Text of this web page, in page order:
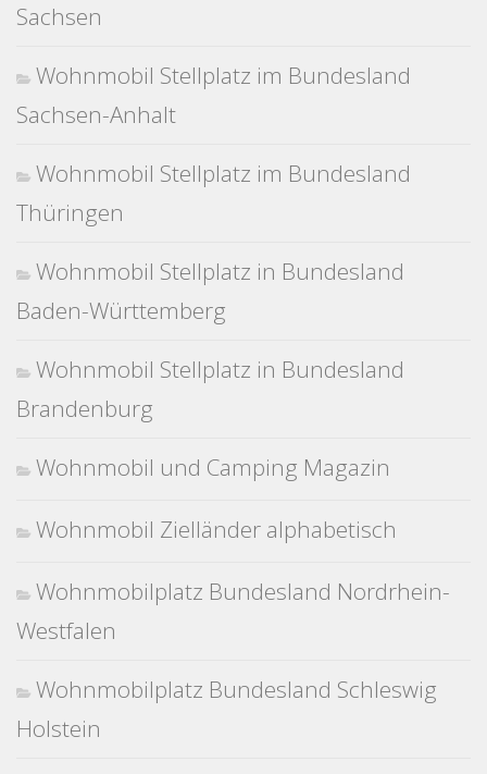
Sachsen
Wohnmobil Stellplatz im Bundesland
Sachsen-Anhalt
Wohnmobil Stellplatz im Bundesland
Thüringen
Wohnmobil Stellplatz in Bundesland
Baden-Württemberg
Wohnmobil Stellplatz in Bundesland
Brandenburg
Wohnmobil und Camping Magazin
Wohnmobil Zielländer alphabetisch
Wohnmobilplatz Bundesland Nordrhein-
Westfalen
Wohnmobilplatz Bundesland Schleswig
Holstein